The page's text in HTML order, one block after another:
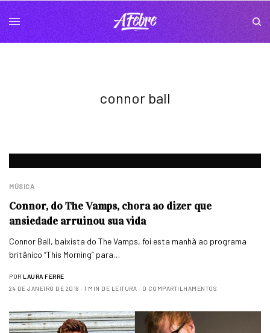
connor ball
MÚSICA
Connor, do The Vamps, chora ao dizer que
ansiedade arruinou sua vida
Connor Ball, baixista do The Vamps, foi esta manhã ao programa
britânico “This Morning” para…
POR LAURA FERRE
24 DE JANEIRO DE 2018
1 MIN DE LEITURA 0 COMPARTILHAMENTOS